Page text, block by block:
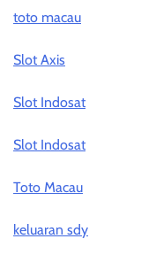
toto macau
Slot Axis
Slot Indosat
Slot Indosat
Toto Macau
keluaran sdy